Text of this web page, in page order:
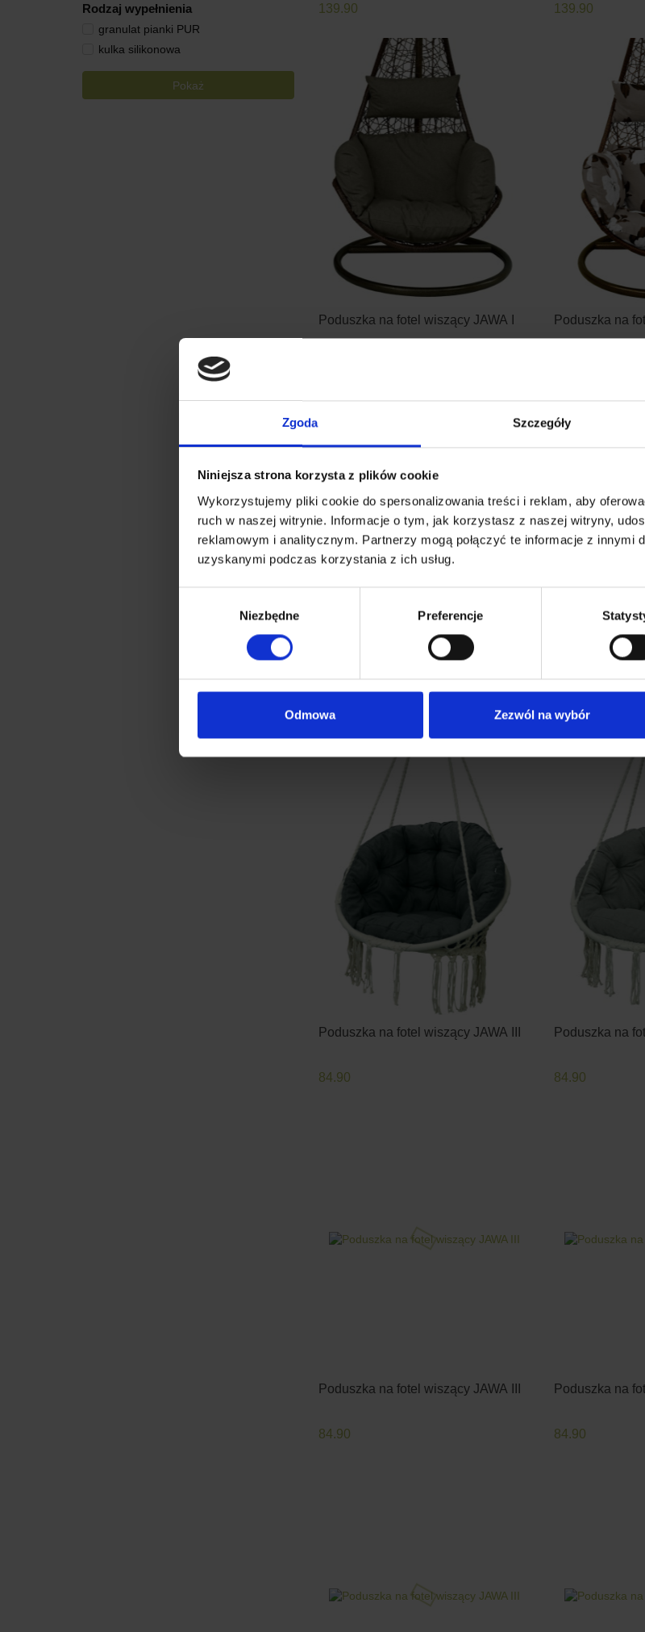
Zgoda Szczegóły
Niniejsza strona korzysta z plików cookie
Wykorzystujemy pliki cookie do spersonalizowania treści i reklam, aby
ruch w naszej witrynie. Informacje o tym, jak korzystasz z naszej witryny,
reklamowym i analitycznym. Partnerzy mogą połączyć te informacje z innymi
uzyskanymi podczas korzystania z ich usług.
Niezbędne Preferencje
Odmowa Zezwól na wybór
Rodzaj wypełnienia
granulat pianki PUR
kulka silikonowa
Pokaż
139.90 139.90
Poduszka na fotel wiszący JAWA I Poduszka na
Poduszka na fotel wiszący JAWA I
139.90
Poduszka na
139.90
Poduszka na fotel wiszący JAWA III
84.90
Poduszka na
84.90
Poduszka na fotel wiszący JAWA III
84.90
Poduszka na
84.90